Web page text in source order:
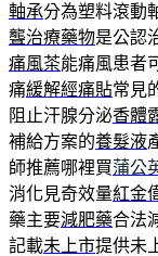
軸承分為塑料滾動
聾治療藥物是公認
痛風茶能痛風患者
痛緩解經痛貼常見
阻止汗腺分泌香體
補給方案的養髮液
師推薦哪裡買蒲公
消化見奇效量紅金
藥主要減肥藥合法
記載未上市提供未